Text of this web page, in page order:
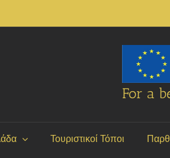
For a
Τουριστικοί Τόποι